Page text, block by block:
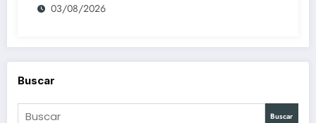
03/08/2026
Buscar
Buscar